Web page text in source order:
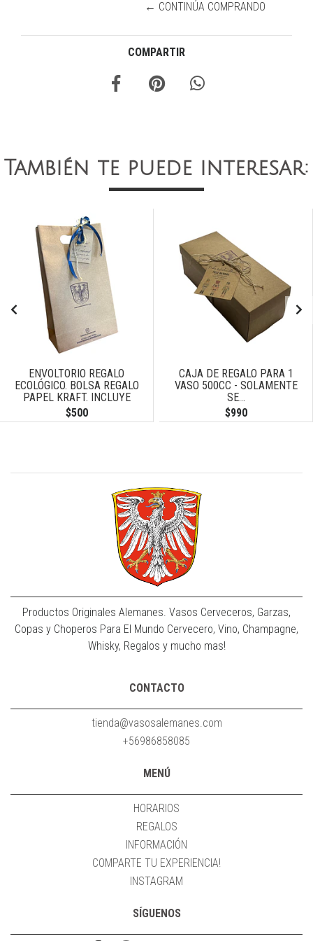
← CONTINÚA COMPRANDO
COMPARTIR
También te puede interesar:
ENVOLTORIO REGALO
ECOLÓGICO. BOLSA REGALO
PAPEL KRAFT. INCLUYE
TARJETA DE...
$500
CAJA DE REGALO PARA 1
VASO 500CC - SOLAMENTE
SE...
$990
Productos Originales Alemanes. Vasos Cerveceros, Garzas,
Copas y Choperos Para El Mundo Cervecero, Vino, Champagne,
Whisky, Regalos y mucho mas!
CONTACTO
tienda@vasosalemanes.com
+56986858085
MENÚ
HORARIOS
REGALOS
INFORMACIÓN
COMPARTE TU EXPERIENCIA!
INSTAGRAM
SÍGUENOS